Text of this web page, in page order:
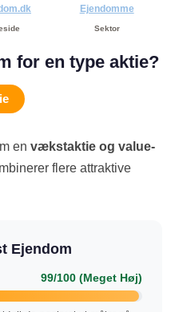
Ejendomme
Sektor
for en type aktie?
en vækstaktie og value-
flere attraktive
Ejendom
99/100 (Meget Høj)